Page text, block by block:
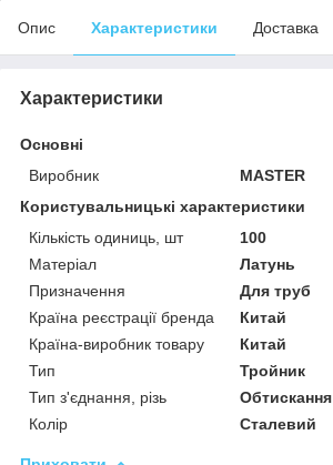
Опис Характеристики Доставка
Характеристики
Основні
Виробник
MASTER
Користувальницькі характеристики
Кількість одиниць, шт
100
Матеріал
Латунь
Призначення
Для труб
Країна реєстрації бренда
Китай
Країна-виробник товару
Китай
Тип
Тройник
Тип з'єднання, різь
Обтискання
Колір
Сталевий